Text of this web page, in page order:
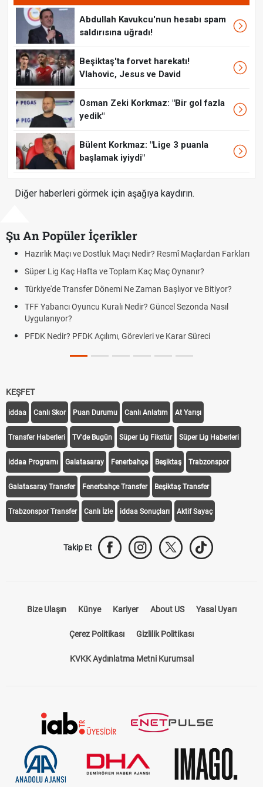
Abdullah Kavukcu'nun hesabı spam
saldırısına uğradı!
Beşiktaş'ta forvet harekatı!
Vlahovic, Jesus ve David
Osman Zeki Korkmaz: "Bir gol fazla
yedik"
Bülent Korkmaz: "Lige 3 puanla
başlamak iyiydi"
Diğer haberleri görmek için aşağıya kaydırın.
Şu An Popüler İçerikler
Maçı ve Dostluk Maçı Nedir? Resmî Maçlardan Farkları
Lig Kaç Hafta ve Toplam Kaç Maç Oynanır?
Transfer Dönemi Ne Zaman Başlıyor ve Bitiyor?
Yabancı Oyuncu Kuralı Nedir? Güncel Sezonda Nasıl
Nedir? PFDK Açılımı, Görevleri ve Karar Süreci
KEŞFET
iddaa Canlı Skor Puan Durumu Canlı Anlatım At Yarışı
Transfer Haberleri TV'de Bugün Süper Lig Fikstür Süper Lig Haberleri
iddaa Programı Galatasaray Fenerbahçe Beşiktaş Trabzonspor
Galatasaray Transfer Fenerbahçe Transfer Beşiktaş Transfer
Trabzonspor Transfer Canlı İzle iddaa Sonuçları Aktif Sayaç